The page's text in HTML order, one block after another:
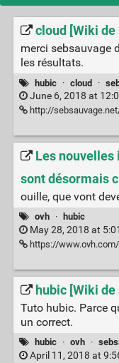
cloud [Wiki de
merci sebsauvage
les résultats.
hubic · cloud ·
June 6, 2018 at
http://
Les nouvelles
sont désormais
ouille, que vont
ovh · hubic
May 28, 2018 at
https://
hubic [Wiki
Tuto hubic. Parce
un correct.
hubic · ovh ·
April 11, 2018 at